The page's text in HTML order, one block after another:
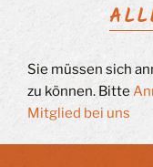
Sie müssen sich
zu können. Bitte
Mitglied bei uns